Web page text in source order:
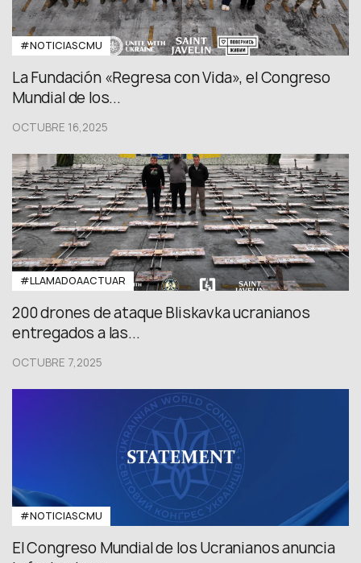
#NOTICIASCMU
La Fundación «Regresa con Vida», el Congreso
Mundial de los...
OCTUBRE 16,2025
#LLAMADOAACTUAR
200 drones de ataque Bliskavka ucranianos
entregados a las...
OCTUBRE 7,2025
#NOTICIASCMU
El Congreso Mundial de los Ucranianos anuncia